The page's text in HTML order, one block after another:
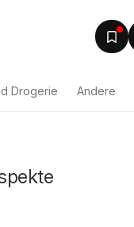
Drogerie Andere